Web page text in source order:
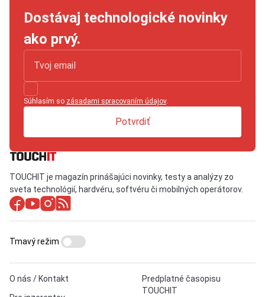
Dostávaj technologické novinky
ako prvý.
Súhlasím so zásadami spracovaním údajov.
Potvrdiť
TOUCHIT je magazín prinášajúci novinky, testy a analýzy zo
sveta technológií, hardvéru, softvéru či mobilných operátorov.
O nás / Kontakt
Predplatné časopisu
TOUCHIT
Tmavý režim